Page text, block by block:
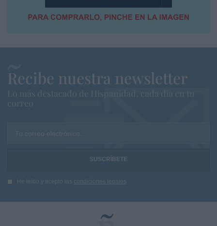
Recibe nuestra newsletter
Lo más destacado de Hispanidad, cada dia en tu
correo
Tu correo electrónico...
He leído y acepto las condiciones legales